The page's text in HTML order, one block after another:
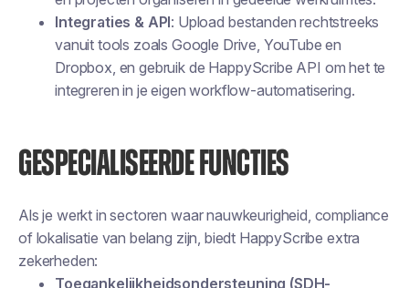
Integraties & API: Upload bestanden rechtstreeks
vanuit tools zoals Google Drive, YouTube en
Dropbox, en gebruik de HappyScribe API om het te
integreren in je eigen workflow-automatisering.
GESPECIALISEERDE FUNCTIES
Als je werkt in sectoren waar nauwkeurigheid, compliance
of lokalisatie van belang zijn, biedt HappyScribe extra
zekerheden:
Toegankelijkheidsondersteuning (SDH-